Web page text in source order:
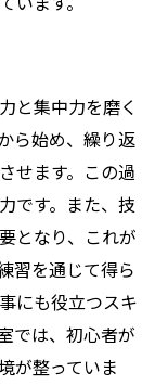
と集中力を磨く
ら始め、繰り返
せます。この過
です。また、技
となり、これが
習を通じて得ら
にも役立つスキ
では、初心者が
が整っていま